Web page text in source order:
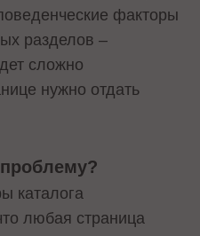
факторы
разделов –
сложно
нужно отдать
каталога
любая страница